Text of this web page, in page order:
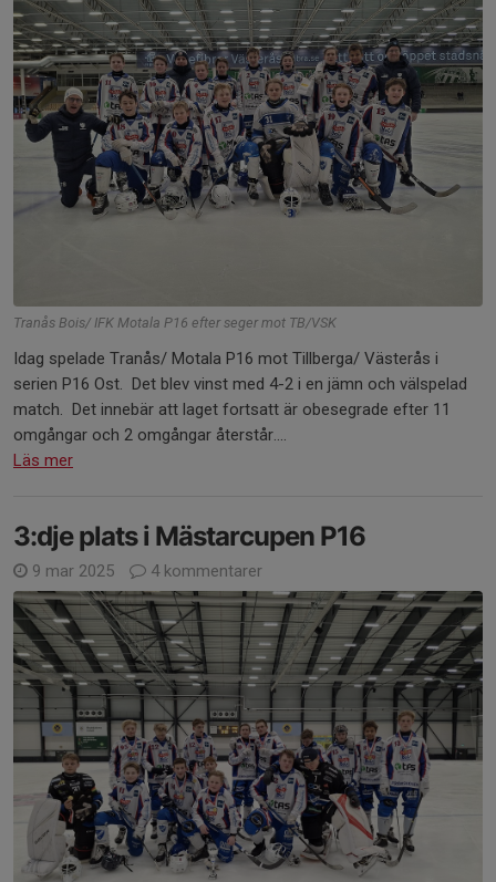
Tranås Bois/ IFK Motala P16 efter seger mot TB/VSK
Idag spelade Tranås/ Motala P16 mot Tillberga/ Västerås i
serien P16 Ost. Det blev vinst med 4-2 i en jämn och välspelad
match. Det innebär att laget fortsatt är obesegrade efter 11
omgångar och 2 omgångar återstår....
Läs mer
3:dje plats i Mästarcupen P16
9 mar 2025 4 kommentarer